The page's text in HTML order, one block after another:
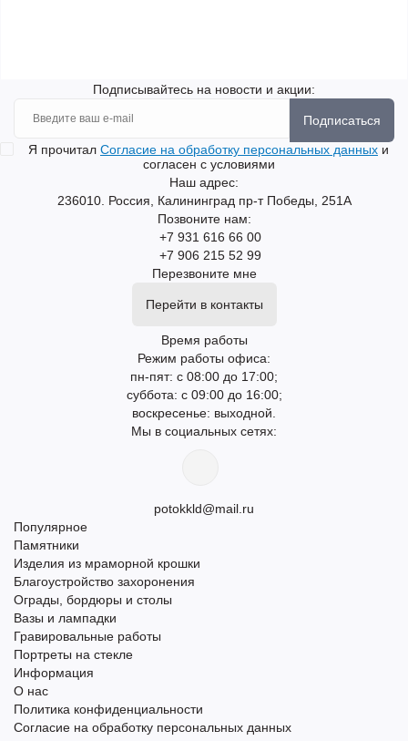
Подписывайтесь на новости и акции:
Подписаться
Я прочитал Согласие на обработку персональных данных и
согласен с условиями
Наш адрес:
236010. Россия, Калининград пр-т Победы, 251А
Позвоните нам:
+7 931 616 66 00
+7 906 215 52 99
Перезвоните мне
Перейти в контакты
Время работы
Режим работы офиса:
пн-пят: с 08:00 до 17:00;
суббота: с 09:00 до 16:00;
воскресенье: выходной.
Мы в социальных сетях:
potokkld@mail.ru
Популярное
Памятники
Изделия из мраморной крошки
Благоустройство захоронения
Ограды, бордюры и столы
Вазы и лампадки
Гравировальные работы
Портреты на стекле
Информация
О нас
Политика конфиденциальности
Согласие на обработку персональных данных